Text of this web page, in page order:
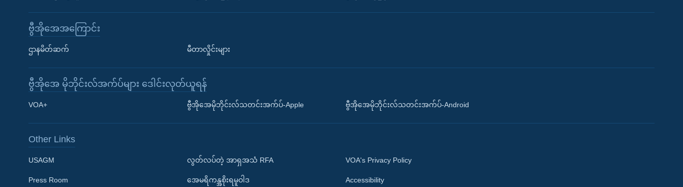
Learning English
ဘာသာစကားများ
ဗွီအိုအေအကြောင်း
ဌာနမိတ်ဆက် မီတာလှိုင်းများ
ဗွီအိုအေ မိုဘိုင်းလ်အက်ပ်များ ဒေါင်းလုတ်ယူရန်
VOA+ ဗွီအိုအေမိုဘိုင်းလ်သတင်းအက်ပ်-Apple ဗွီအိုအေမိုဘိုင်းလ်သတင်းအက်ပ်-Android
Other Links
USAGM
Press Room
လွတ်လပ်တဲ့ အာရှအသံ RFA
အေမရိကန္အစိုးရမူဝါဒ
VOA's Privacy Policy
Accessibility